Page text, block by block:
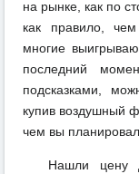
на рынке, как по
как правило,
многие
последний
подсказками,
купив воздушный
чем вы
Нашли цену